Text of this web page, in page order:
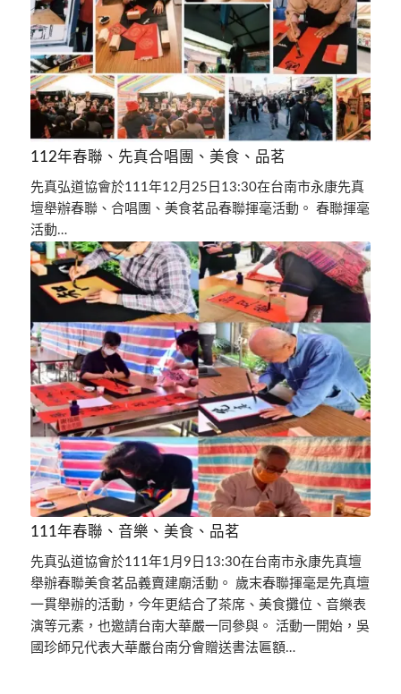
112年春聯、先真合唱團、美食、品茗
先真弘道協會於111年12月25日13:30在台南市永康先真
壇舉辦春聯、合唱團、美食茗品春聯揮毫活動。 春聯揮毫
活動…
111年春聯、音樂、美食、品茗
先真弘道協會於111年1月9日13:30在台南市永康先真壇
舉辦春聯美食茗品義賣建廟活動。 歲末春聯揮毫是先真壇
一貫舉辦的活動，今年更結合了茶席、美食攤位、音樂表
演等元素，也邀請台南大華嚴一同參與。 活動一開始，吳
國珍師兄代表大華嚴台南分會贈送書法匾額…